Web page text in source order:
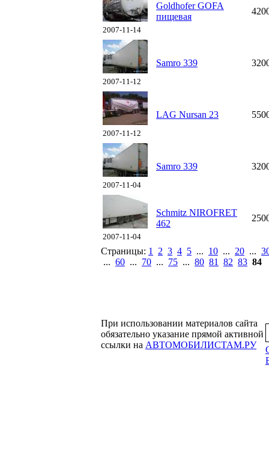
2007-11-14
Goldhofer GOFA
пищевая
2007-11-12
Samro 339
2007-11-12
LAG Nursan 23
2007-11-04
Samro 339
2007-11-04
Schmitz NIROFRET
462
Страницы: 1 2 3 4 5 ... 10 ... 20 ...
... 60 ... 70 ... 75 ... 80 81 82 83 84
При использовании материалов сайта
обязательно указание прямой активной
ссылки на АВТОМОБИЛИСТАМ.РУ